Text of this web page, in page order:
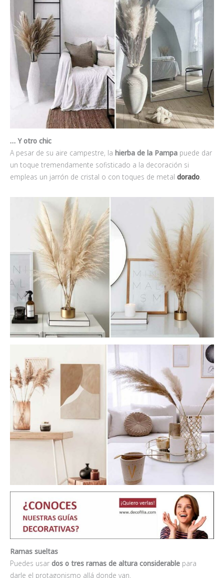
… Y otro chic
A pesar de su aire campestre, la hierba de la Pampa puede dar
un toque tremendamente sofisticado a la decoración si
empleas un jarrón de cristal o con toques de metal dorado.
Ramas sueltas
Puedes usar dos o tres ramas de altura considerable para
darle el protagonismo allá donde van.